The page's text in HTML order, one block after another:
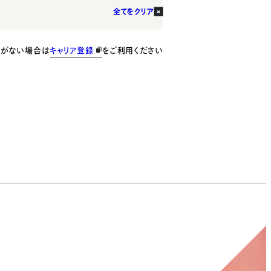
全てをクリア
ない場合はキャリア登録 をご利用ください